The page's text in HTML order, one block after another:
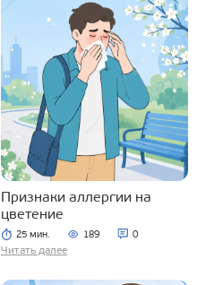
Признаки аллергии на
цветение
25 мин. 189 0
Читать далее